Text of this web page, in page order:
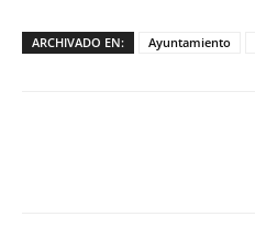
ARCHIVADO EN: Ayuntamiento